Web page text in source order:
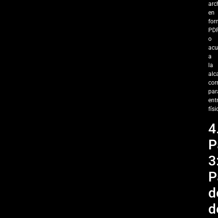
en
o
a
la